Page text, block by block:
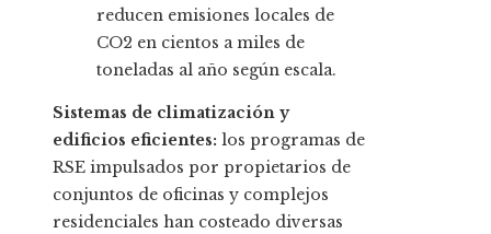
reducen emisiones locales de
CO2 en cientos a miles de
toneladas al año según escala.
Sistemas de climatización y
edificios eficientes: los programas de
RSE impulsados por propietarios de
conjuntos de oficinas y complejos
residenciales han costeado diversas